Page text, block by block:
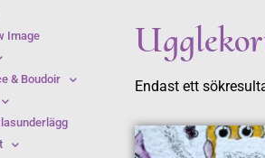
Image
& Boudoir
Endast ett